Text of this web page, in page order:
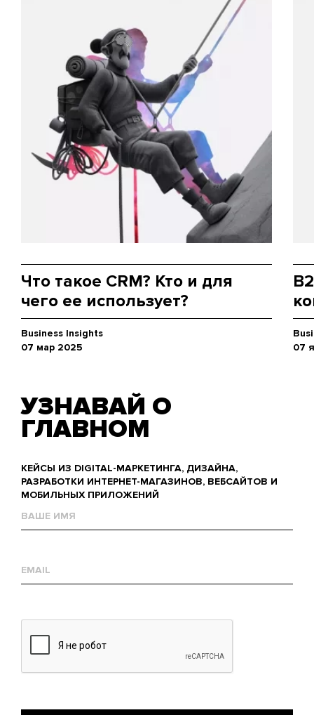
Что такое CRM? Кто и для
чего ее использует?
Business Insights
07 мар 2025
07
УЗНАВАЙ О
ГЛАВНОМ
КЕЙСЫ ИЗ DIGITAL-МАРКЕТИНГА, ДИЗАЙНА,
РАЗРАБОТКИ ИНТЕРНЕТ-МАГАЗИНОВ, ВЕБСАЙТОВ И
МОБИЛЬНЫХ ПРИЛОЖЕНИЙ
mail